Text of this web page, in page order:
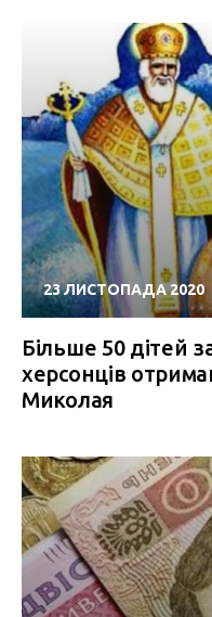
23 ЛИСТОПАДА 2020
Більше 50 дітей
херсонців
Миколая